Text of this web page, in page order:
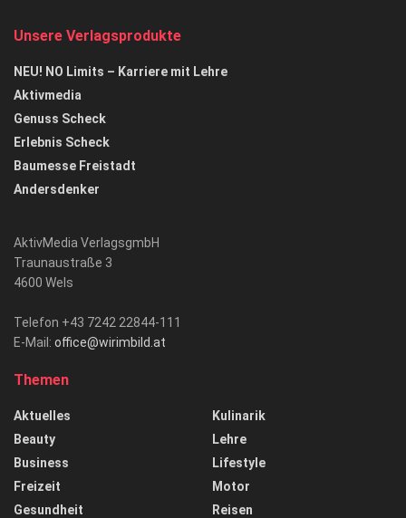
Unsere Verlagsprodukte
NEU! NO Limits – Karriere mit Lehre
Aktivmedia
Genuss Scheck
Erlebnis Scheck
Baumesse Freistadt
Andersdenker
AktivMedia VerlagsgmbH
Traunaustraße 3
4600 Wels
Telefon +43 7242 22844-111
E-Mail: office@wirimbild.at
Themen
Aktuelles
Beauty
Business
Freizeit
Gesundheit
Kulinarik
Lehre
Lifestyle
Motor
Reisen